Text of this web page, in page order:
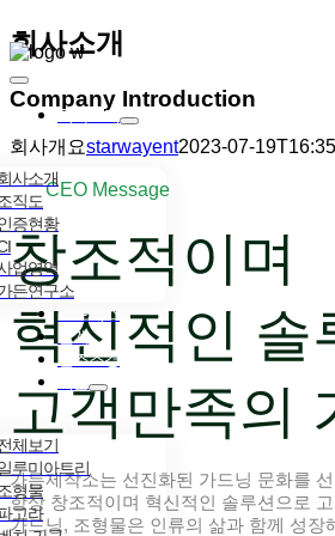
콘텐츠로
건너뛰기
Toggle
Navigation
회사소개
사소개
직도
증현황
업영역
든연구소
프로세스
설계
인조조경
체보기
루미아트리
형물
고라
회사소개
Company Introduction
회사개요starwayent2023-07-
CEO Message
창조적이며
혁신적인 솔
고객만족의
가든제작소는 선진화된 가드닝 문화를
항상 창조적이며 혁신적인 솔루션으로
가드닝, 조형물은 인류의 삶과 함께 성